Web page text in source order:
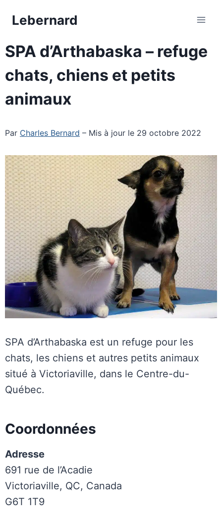
Lebernard
SPA d’Arthabaska – refuge
chats, chiens et petits
animaux
Par Charles Bernard – Mis à jour le 29 octobre 2022
SPA d’Arthabaska est un refuge pour les
chats, les chiens et autres petits animaux
situé à Victoriaville, dans le Centre-du-
Québec.
Coordonnées
Adresse
691 rue de l’Acadie
Victoriaville, QC, Canada
G6T 1T9